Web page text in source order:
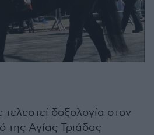
δοξολογία στον
της Αγίας Τριάδας